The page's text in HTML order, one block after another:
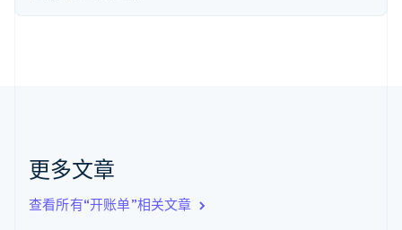
更多文章
查看所有“开账单”相关文章
芬兰
克罗地亚
EnglishItaliano
拉脱维亚
English